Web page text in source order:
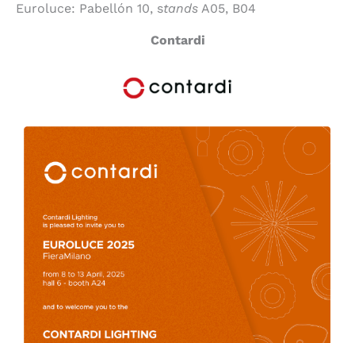
Euroluce: Pabellón 10, stands A05, B04
Contardi